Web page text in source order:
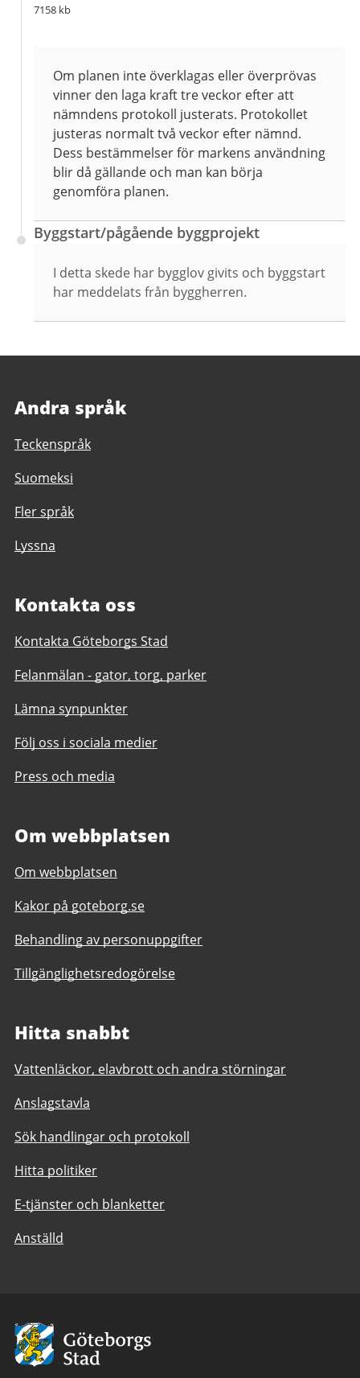
7158 kb
Om planen inte överklagas eller överprövas
vinner den laga kraft tre veckor efter att
nämndens protokoll justerats. Protokollet
justeras normalt två veckor efter nämnd.
Dess bestämmelser för markens användning
blir då gällande och man kan börja
genomföra planen.
Byggstart/pågående byggprojekt
I detta skede har bygglov givits och byggstart
har meddelats från byggherren.
Andra språk
Teckenspråk
Suomeksi
Fler språk
Lyssna
Kontakta oss
Kontakta Göteborgs Stad
Felanmälan - gator, torg, parker
Lämna synpunkter
Följ oss i sociala medier
Press och media
Om webbplatsen
Om webbplatsen
Kakor på goteborg.se
Behandling av personuppgifter
Tillgänglighetsredogörelse
Hitta snabbt
Vattenläckor, elavbrott och andra störningar
Anslagstavla
Sök handlingar och protokoll
Hitta politiker
E-tjänster och blanketter
Anställd
Avsändare:
Göteborgs
Stad